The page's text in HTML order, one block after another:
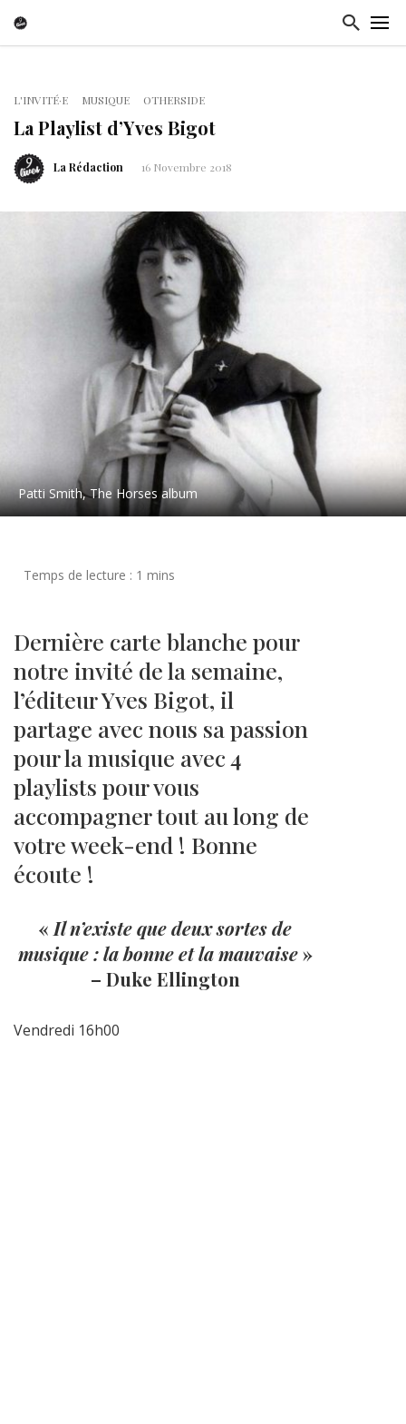
L'INVITÉ·E MUSIQUE OTHERSIDE
La Playlist d’Yves Bigot
La Rédaction 16 Novembre 2018
Patti Smith, The Horses album
Dernière carte blanche pour
notre invité de la semaine,
l’éditeur Yves Bigot, il
partage avec nous sa passion
pour la musique avec 4
playlists pour vous
accompagner tout au long de
votre week-end ! Bonne
écoute !
« Il n’existe que deux sortes de
musique : la bonne et la mauvaise»
– Duke Ellington
Vendredi 16h00